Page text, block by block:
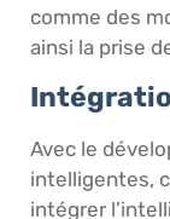
comme des
ainsi la prise
Avec le
intelligentes,
intégrer